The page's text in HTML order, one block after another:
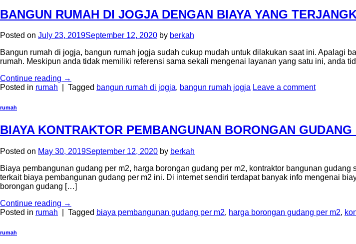
BANGUN RUMAH DI JOGJA DENGAN BIAYA YANG
Posted on July 23, 2019September 12, 2020 by berkah
Bangun rumah di jogja, bangun rumah jogja sudah cukup mudah untuk dilakukan saat ini. Apalagi
rumah. Meskipun anda tidak memiliki referensi sama sekali mengenai layanan yang satu ini, anda
Continue reading →
Posted in rumah Tagged bangun rumah di jogja, bangun rumah jogja Leave a comment
rumah
BIAYA KONTRAKTOR PEMBANGUNAN BORONGAN
Posted on May 30, 2019September 12, 2020 by berkah
Biaya pembangunan gudang per m2, harga borongan gudang per m2, kontraktor bangunan
terkait biaya pembangunan gudang per m2 ini. Di internet sendiri terdapat banyak info mengenai
borongan gudang […]
Continue reading →
Posted in rumah Tagged biaya pembangunan gudang per m2, harga borongan gudang per m2,
rumah